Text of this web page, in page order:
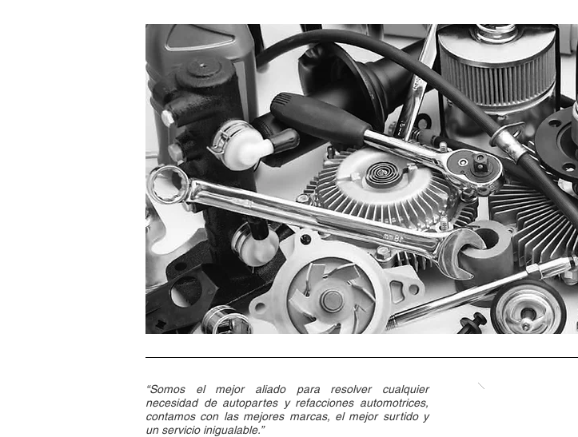
“Somos el mejor aliado para resolver cualquier
necesidad de autopartes y refacciones automotrices,
contamos con las mejores marcas, el mejor surtido y
un servicio inigualable.”